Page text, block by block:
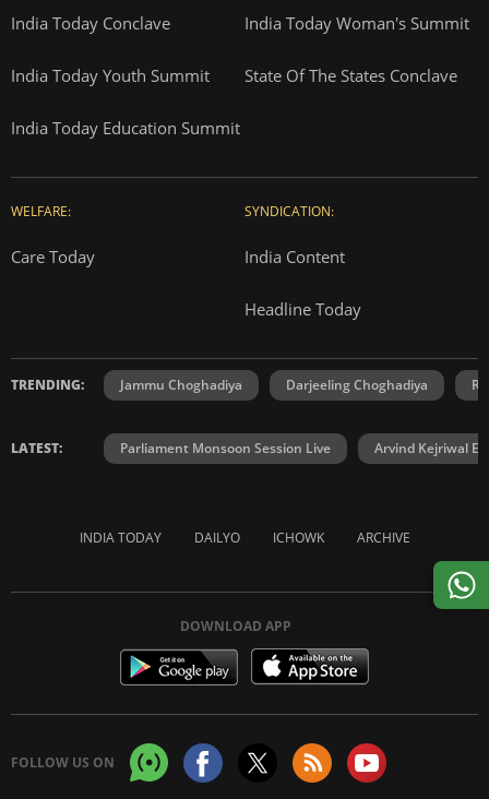
India Today Conclave India Today Woman's Summit
India Today Youth Summit State Of The States Conclave
India Today Education Summit
WELFARE:
Care Today
SYNDICATION:
India Content
Headline Today
TRENDING: Jammu Choghadiya Darjeeling Choghadiya
LATEST: Parliament Monsoon Session Live Arvind Kejriwal
INDIA TODAY DAILYO ICHOWK ARCHIVE
DOWNLOAD APP
FOLLOW US ON